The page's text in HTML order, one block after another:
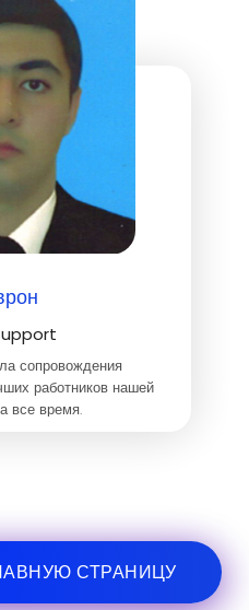
сопровождения
работников нашей
все время.
СТРАНИЦУ